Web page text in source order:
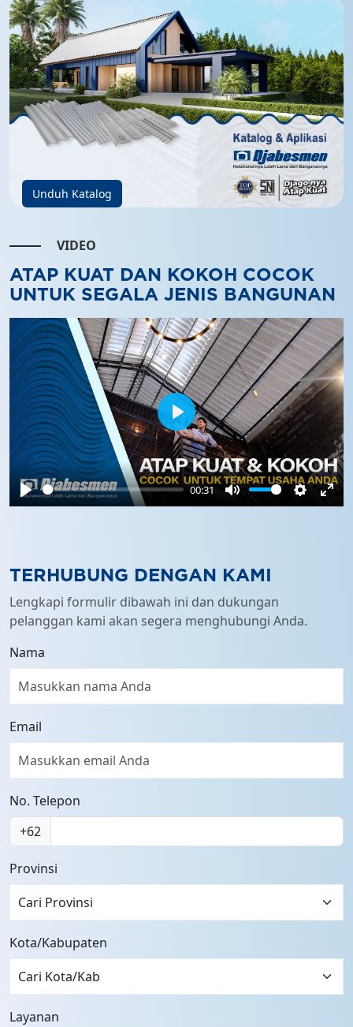
Unduh Katalog
VIDEO
ATAP KUAT DAN KOKOH COCOK
UNTUK SEGALA JENIS BANGUNAN
Play
00:31
Mute Settings
Play
TERHUBUNG DENGAN KAMI
Lengkapi formulir dibawah ini dan dukungan
pelanggan kami akan segera menghubungi Anda.
Nama
Email
No. Telepon
+62
Provinsi
Cari Provinsi
Kota/Kabupaten
Layanan